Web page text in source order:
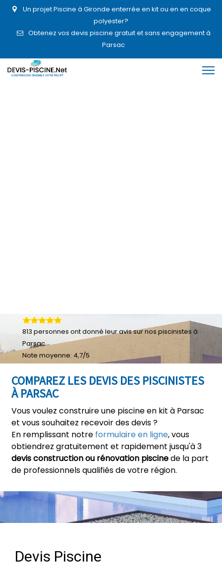
Un projet Piscine à Gironde enterrée en kit ou en en coque
polyester?
Obtenez vos devis piscine gratuit et sans engagement à
Parsac
COMPAREZ LES DEVIS DES PISCINISTES
À PARSAC
Vous voulez construire une piscine en kit à Parsac
et vous souhaitez recevoir des devis ?
En remplissant notre formulaire en ligne, vous
obtiendrez gratuitement et rapidement jusqu'à 3
devis construction ou rénovation piscinede la part
de professionnels qualifiés de votre région.
813 personnes ont donné leuravis sur nos piscinistes à
Parsac
Note moyenne: 4,7/5
Devis Piscine